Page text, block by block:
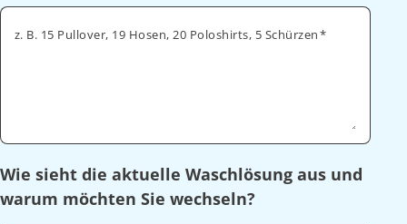
z. B. 15 Pullover, 19 Hosen, 20 Poloshirts, 5 Schürzen
Wie sieht die aktuelle Waschlösung aus und
warum möchten Sie wechseln?